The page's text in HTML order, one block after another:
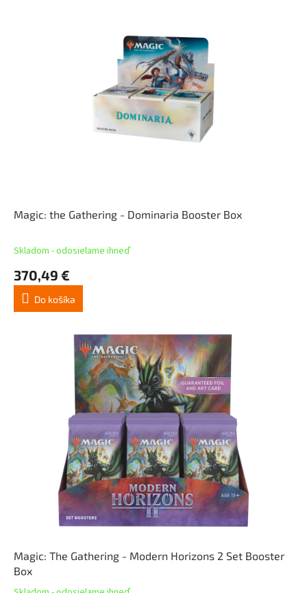
Magic: the Gathering - Dominaria Booster Box
Skladom - odosielame ihneď
370,49 €
Do košíka
Magic: The Gathering - Modern Horizons 2 Set Booster
Box